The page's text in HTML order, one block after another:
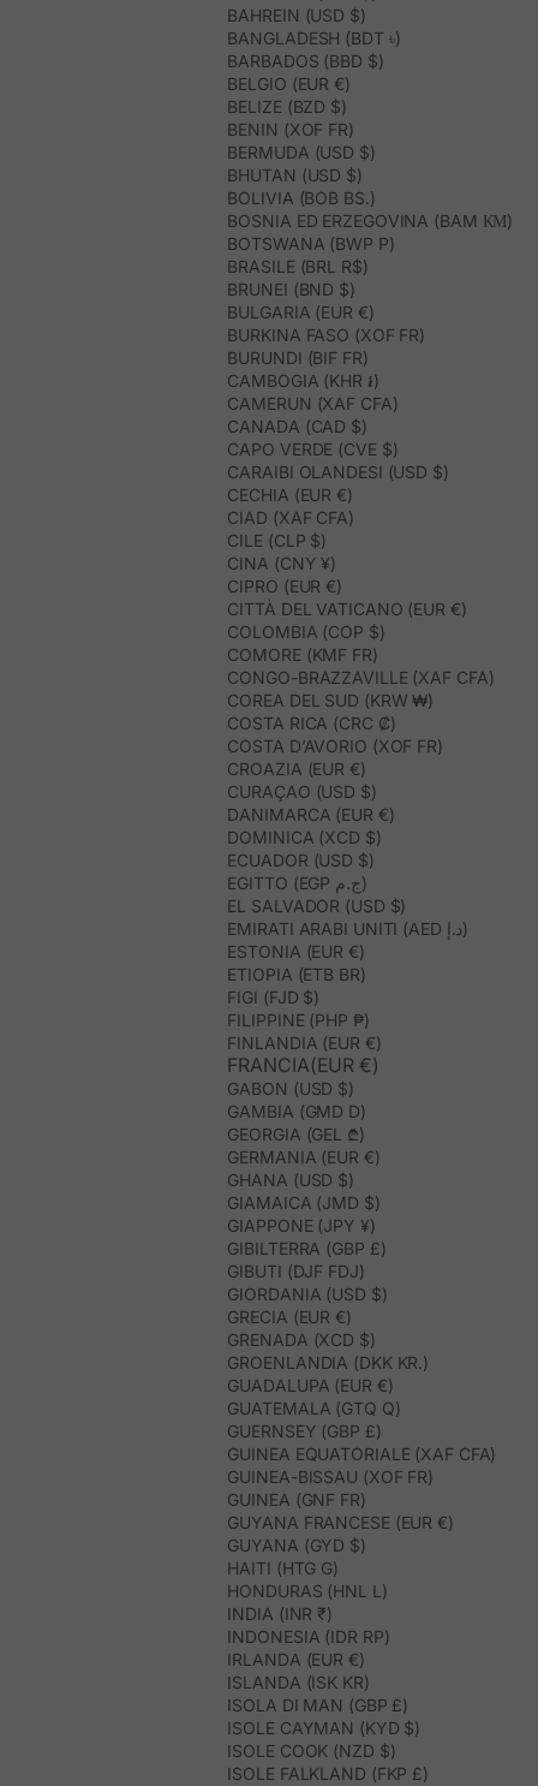
BAHREIN (USD $)
BANGLADESH (BDT ৳)
BARBADOS (BBD $)
BELGIO (EUR €)
BELIZE (BZD $)
BENIN (XOF FR)
BERMUDA (USD $)
BHUTAN (USD $)
BOLIVIA (BOB BS.)
BOSNIA ED ERZEGOVINA (BAM КМ)
BOTSWANA (BWP P)
BRASILE (BRL R$)
BRUNEI (BND $)
BULGARIA (EUR €)
BURKINA FASO (XOF FR)
BURUNDI (BIF FR)
CAMBOGIA (KHR ៛)
CAMERUN (XAF CFA)
CANADA (CAD $)
CAPO VERDE (CVE $)
CARAIBI OLANDESI (USD $)
CECHIA (EUR €)
CIAD (XAF CFA)
CILE (CLP $)
CINA (CNY ¥)
CIPRO (EUR €)
CITTÀ DEL VATICANO (EUR €)
COLOMBIA (COP $)
COMORE (KMF FR)
CONGO-BRAZZAVILLE (XAF CFA)
COREA DEL SUD (KRW ₩)
COSTA RICA (CRC ₡)
COSTA D’AVORIO (XOF FR)
CROAZIA (EUR €)
CURAÇAO (USD $)
DANIMARCA (EUR €)
DOMINICA (XCD $)
ECUADOR (USD $)
EGITTO (EGP ج.م)
EL SALVADOR (USD $)
EMIRATI ARABI UNITI (AED د.إ)
ESTONIA (EUR €)
ETIOPIA (ETB BR)
FIGI (FJD $)
FILIPPINE (PHP ₱)
FINLANDIA (EUR €)
FRANCIA(EUR €)
GABON (USD $)
GAMBIA (GMD D)
GEORGIA (GEL ₾)
GERMANIA (EUR €)
GHANA (USD $)
GIAMAICA (JMD $)
GIAPPONE (JPY ¥)
GIBILTERRA (GBP £)
GIBUTI (DJF FDJ)
GIORDANIA (USD $)
GRECIA (EUR €)
GRENADA (XCD $)
GROENLANDIA (DKK KR.)
GUADALUPA (EUR €)
GUATEMALA (GTQ Q)
GUERNSEY (GBP £)
GUINEA EQUATORIALE (XAF CFA)
GUINEA-BISSAU (XOF FR)
GUINEA (GNF FR)
GUYANA FRANCESE (EUR €)
GUYANA (GYD $)
HAITI (HTG G)
HONDURAS (HNL L)
INDIA (INR ₹)
INDONESIA (IDR RP)
IRLANDA (EUR €)
ISLANDA (ISK KR)
ISOLA DI MAN (GBP £)
ISOLE CAYMAN (KYD $)
ISOLE COOK (NZD $)
ISOLE FALKLAND (FKP £)